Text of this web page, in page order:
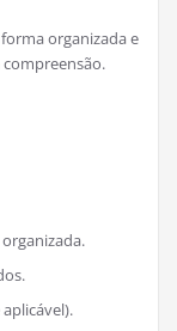
organizada e
compreensão.